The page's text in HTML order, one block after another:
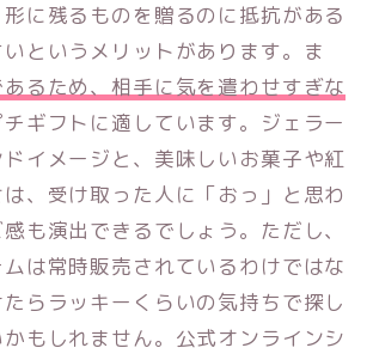
に残るものを贈るのに抵抗がある
というメリットがあります。ま
るため、相手に気を遣わせすぎな
ギフトに適しています。ジェラー
イメージと、美味しいお菓子や紅
、受け取った人に「おっ」と思わ
も演出できるでしょう。ただし、
は常時販売されているわけではな
らラッキーくらいの気持ちで探し
もしれません。公式オンラインシ